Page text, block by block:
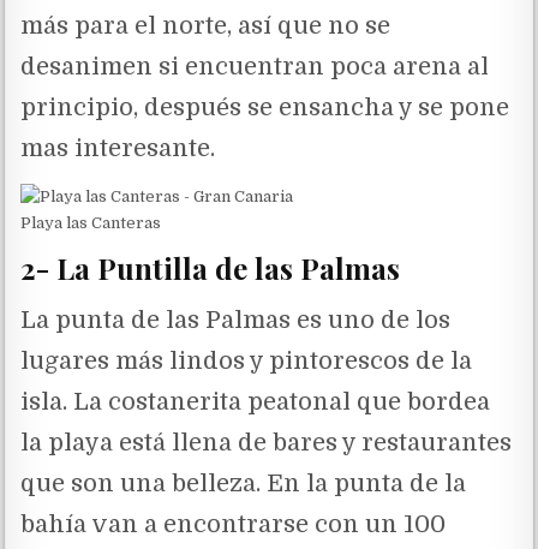
más para el norte, así que no se
desanimen si encuentran poca arena al
principio, después se ensancha y se pone
mas interesante.
Playa las Canteras
2- La Puntilla de las Palmas
La punta de las Palmas es uno de los
lugares más lindos y pintorescos de la
isla. La costanerita peatonal que bordea
la playa está llena de bares y restaurantes
que son una belleza. En la punta de la
bahía van a encontrarse con un 100